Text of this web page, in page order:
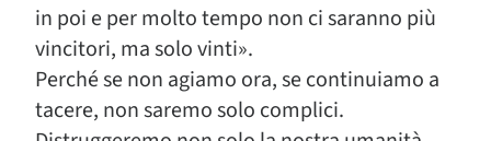
in poi e per molto tempo non ci saranno più
vincitori, ma solo vinti».
Perché se non agiamo ora, se continuiamo a
tacere, non saremo solo complici.